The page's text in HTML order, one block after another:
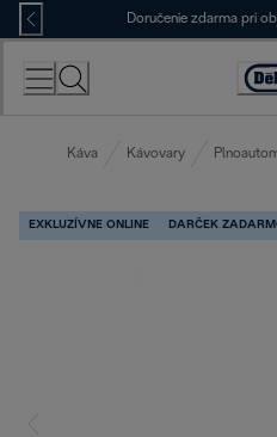
Skip
to
Content
Doručenie zdarma pri
Káva Kávovary
EXKLUZÍVNE ONLINE DARČEK